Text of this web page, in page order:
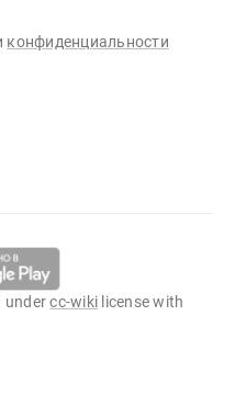
конфиденциальности
undercc-wiki license with